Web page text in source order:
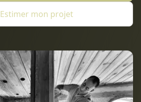
Estimer mon projet